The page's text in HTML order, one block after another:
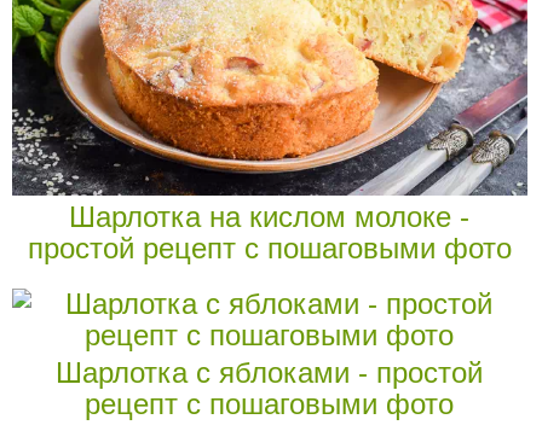
Шарлотка на кислом молоке -
простой рецепт с пошаговыми фото
Шарлотка с яблоками - простой
рецепт с пошаговыми фото